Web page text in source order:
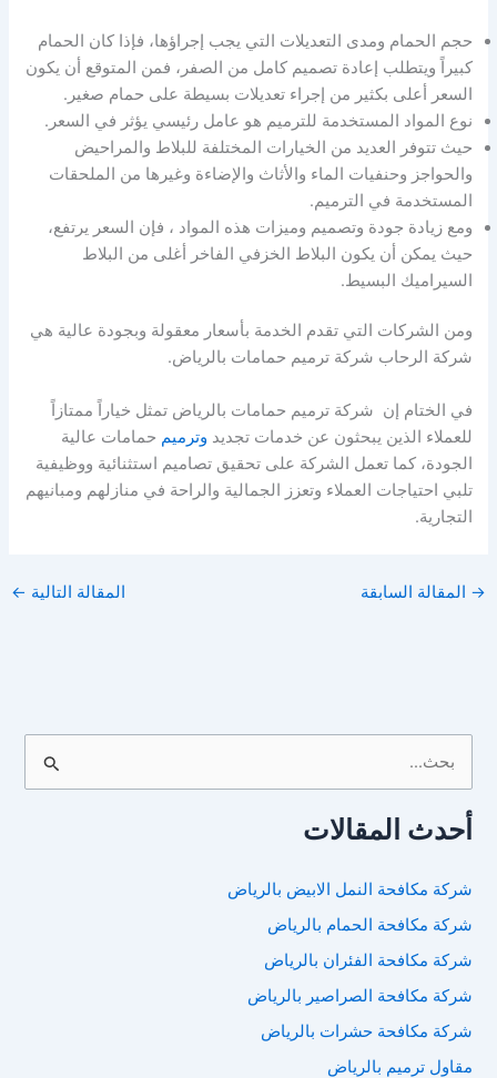
حجم الحمام ومدى التعديلات التي يجب إجراؤها، فإذا كان الحمام
كبيراً ويتطلب إعادة تصميم كامل من الصفر، فمن المتوقع أن يكون
السعر أعلى بكثير من إجراء تعديلات بسيطة على حمام صغير.
نوع المواد المستخدمة للترميم هو عامل رئيسي يؤثر في السعر.
حيث تتوفر العديد من الخيارات المختلفة للبلاط والمراحيض
والحواجز وحنفيات الماء والأثاث والإضاءة وغيرها من الملحقات
المستخدمة في الترميم.
ومع زيادة جودة وتصميم وميزات هذه المواد ، فإن السعر يرتفع،
حيث يمكن أن يكون البلاط الخزفي الفاخر أغلى من البلاط
السيراميك البسيط.
ومن الشركات التي تقدم الخدمة بأسعار معقولة وبجودة عالية هي
شركة الرحاب شركة ترميم حمامات بالرياض.
في الختام إن شركة ترميم حمامات بالرياض تمثل خياراً ممتازاً
للعملاء الذين يبحثون عن خدمات تجديد وترميم حمامات عالية
الجودة، كما تعمل الشركة على تحقيق تصاميم استثنائية ووظيفية
تلبي احتياجات العملاء وتعزز الجمالية والراحة في منازلهم ومبانيهم
التجارية.
→ المقالة السابقة المقالة التالية ←
ب
حأحدث المقالات
شركة مكافحة النمل الابيض بالرياض
شركة مكافحة الحمام بالرياض
شركة مكافحة الفئران بالرياض
شركة مكافحة الصراصير بالرياض
شركة مكافحة حشرات بالرياض
مقاول ترميم بالرياض